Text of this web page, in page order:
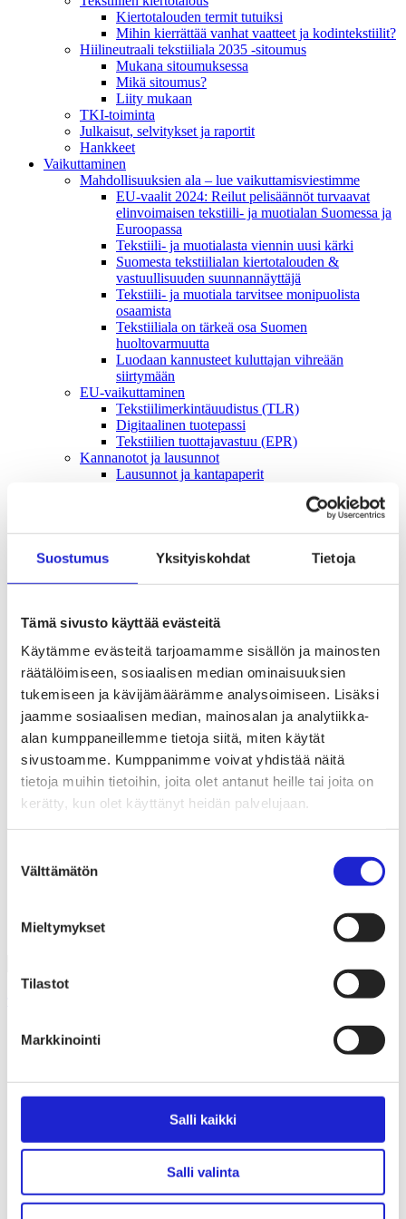
Suostumus Yksityiskohdat Tietoja
Tämä sivusto käyttää evästeitä
Käytämme evästeitä tarjoamamme sisällön ja mainosten
räätälöimiseen, sosiaalisen median ominaisuuksien
tukemiseen ja kävijämäärämme analysoimiseen. Lisäksi
jaamme sosiaalisen median, mainosalan ja analytiikka-
alan kumppaneillemme tietoja siitä, miten käytät
sivustoamme. Kumppanimme voivat yhdistää näitä
tietoja muihin tietoihin, joita olet antanut heille tai joita on
kerätty, kun olet käyttänyt heidän palvelujaan.
valinta
Välttämätön
Mieltymykset
Tilastot
Markkinointi
Salli kaikki
Salli valinta
Kiertotalouden termit tutuiksi
Mihin kierrättää vanhat vaatteet ja kodintekstiilit?
Hiilineutraali tekstiiliala 2035 -sitoumus
Mukana sitoumuksessa
Mikä sitoumus?
Liity mukaan
TKI-toiminta
Julkaisut, selvitykset ja raportit
Hankkeet
Vaikuttaminen
Mahdollisuuksien ala – lue vaikuttamis­viestimme
EU-vaalit 2024: Reilut pelisäännöt turvaavat
elinvoimaisen tekstiili- ja muotialan Suomessa ja
Euroopassa
Tekstiili- ja muotialasta viennin uusi kärki
Suomesta tekstiilialan kiertotalouden &
vastuullisuuden suunnannäyttäjä
Tekstiili- ja muotiala tarvitsee monipuolista
osaamista
Tekstiiliala on tärkeä osa Suomen
huoltovarmuutta
Luodaan kannusteet kuluttajan vihreään
siirtymään
EU-vaikuttaminen
Tekstiilimerkintäuudistus (TLR)
Digitaalinen tuotepassi
Tekstiilien tuottajavastuu (EPR)
Kannanotot ja lausunnot
Lausunnot ja kantapaperit
Yritysvastuu, kiertotalous ja toimivat markkinat -
vaikuttajaryhmä
vaikuttajaryhmä
vaikuttajaryhmä
Osaaminen ja vetovoima -vaikuttajaryhmä
Tule jäseneksi
Suomen Tekstiili & Muodin jäsenyysmuodot
Liity varsinaiseksi jäseneksi
Liity startup-jäseneksi
Liity kumppani­jäseneksi
Suomen Tekstiili & Muoti
Liiton hallitus
Liiton henkilöstö & yhteystiedot
Liiton strategia
Suomen Tekstiili & Muoti 120 vuotta
Mediapankki
Tilastoja Suomen Tekstiili & Muoti ry:stä ja sen
Alan yritykset Suomessa – tutustu jäseniimme
Kasvikuidut
Pellava
Nokkonen
Kenaf